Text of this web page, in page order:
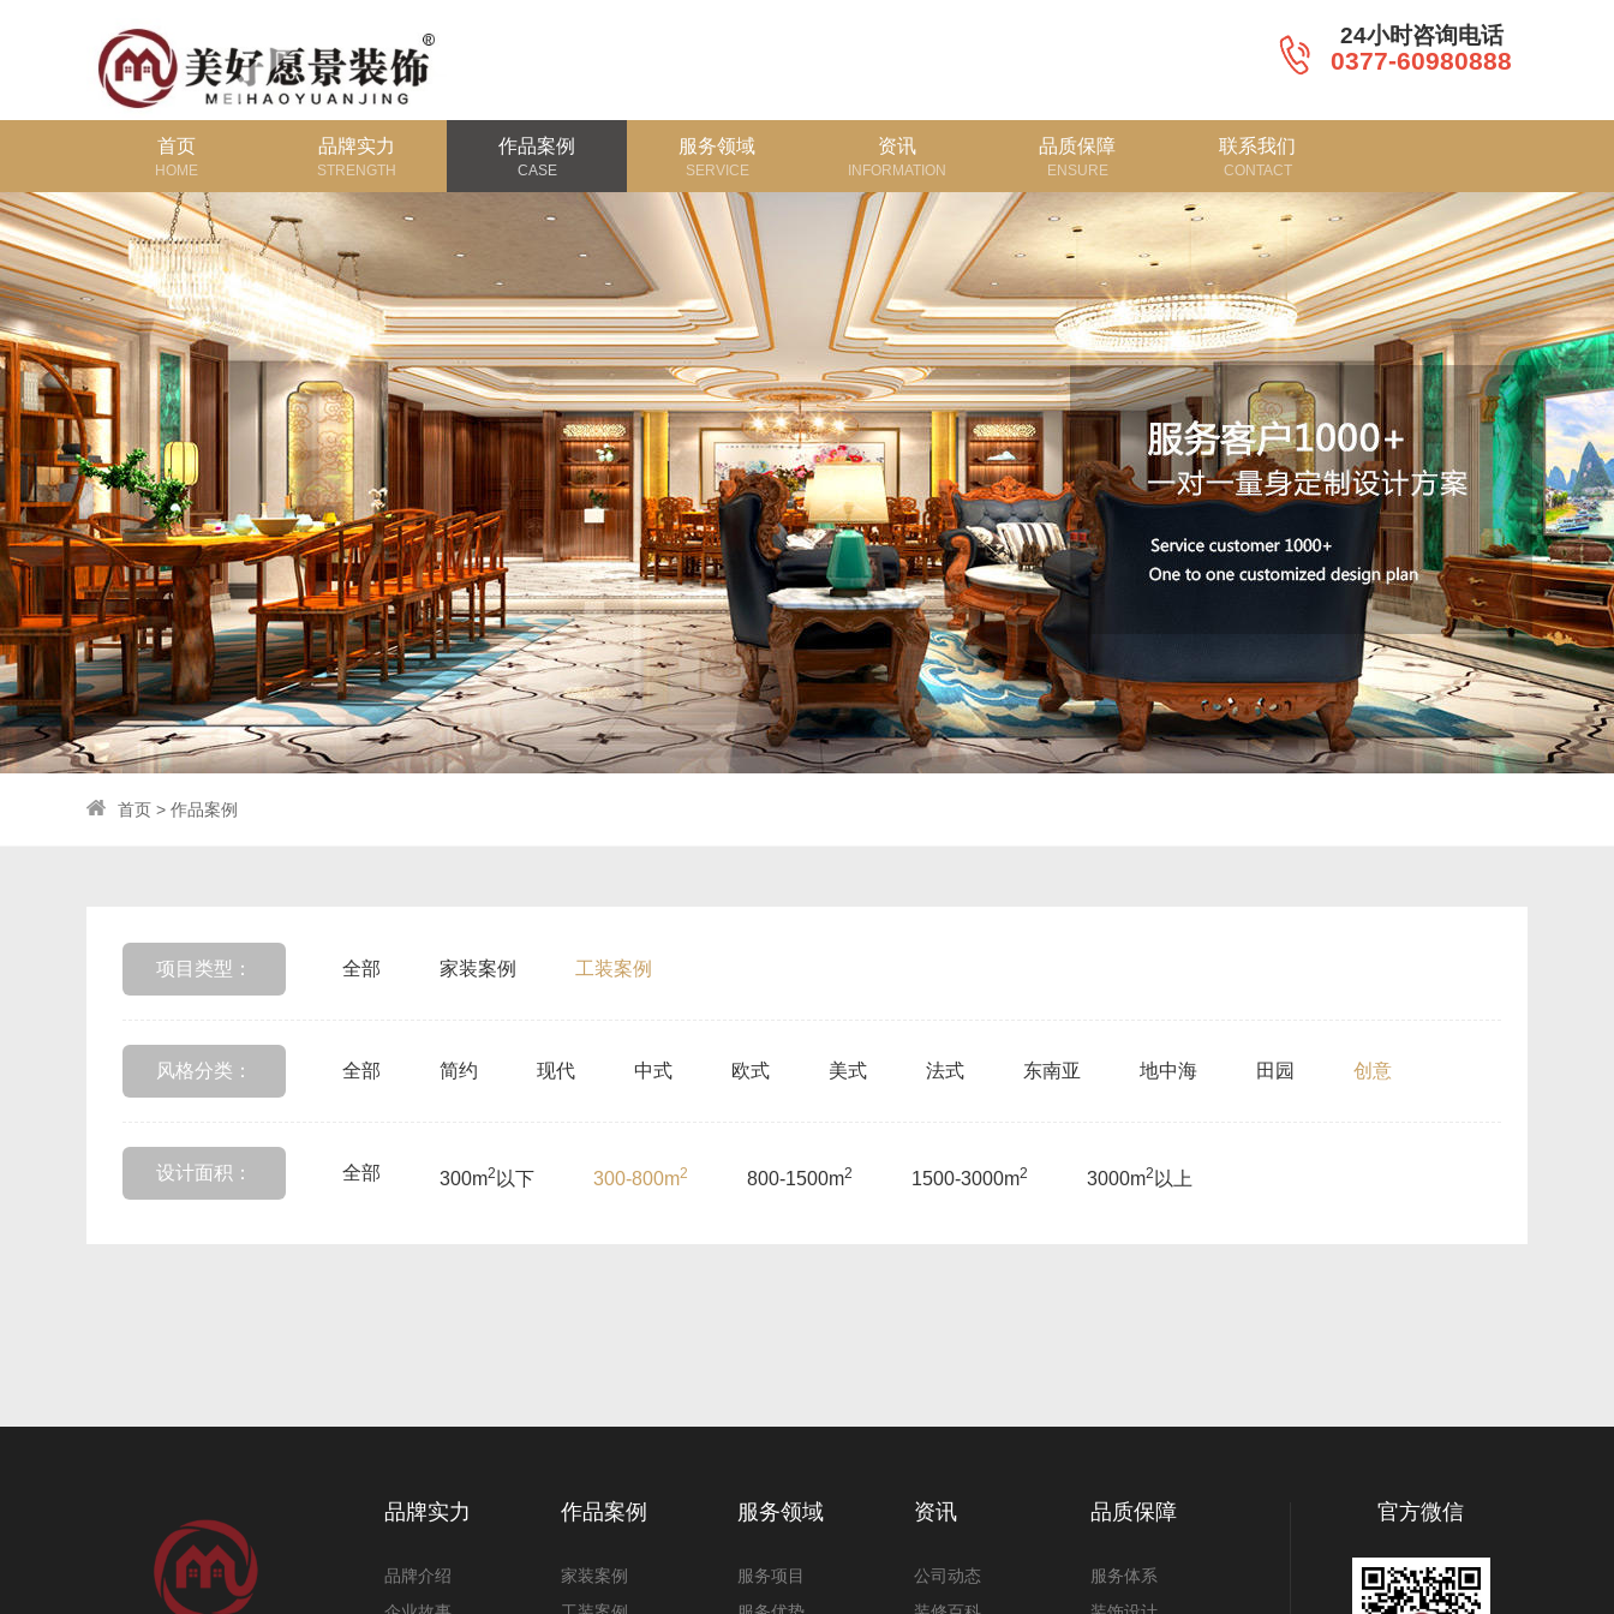
24小时咨询电话
0377-60980888
首页
HOME
品牌实力
STRENGTH
作品案例
CASE
服务领域
SERVICE
资讯
INFORMATION
品质保障
ENSURE
联系我们
CONTACT
首页 > 作品案例
项目类型： 全部 家装案例 工装案例
风格分类： 全部 简约 现代 中式 欧式 美式 法式 东南亚 地中海 田园 创意
设计面积： 全部 300m2 以下 300-800m2 800-1500m2 1500-3000m2 3000m2 以上
品牌实力
品牌介绍
作品案例
家装案例
服务领域
服务项目
资讯
公司动态
品质保障
服务体系
官方微信